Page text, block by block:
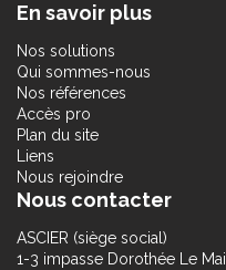
En savoir plus
Nos solutions
Qui sommes-nous
Nos références
Accès pro
Plan du site
Liens
Nous rejoindre
Nous contacter
ASCIER (siège social)
1-3 impasse Dorothée Le